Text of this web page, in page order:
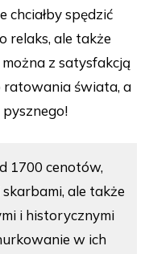
chciałby spędzić
relaks, ale także
z satysfakcją
ratowania świata, a
1700 cenotów,
ale także
i historycznymi
w ich